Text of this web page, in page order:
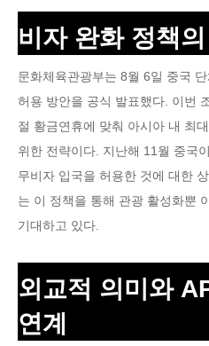
비자 완화 정책
문화체육관광부는 8월 6일 중국
허용 방안을 공식 발표했다. 이번
절 황금연휴에 맞춰 아시아 내 최
위한 전략이다. 지난해 11월 중국
무비자 입국을 허용한 것에 대한
는 이 정책을 통해 관광 활성화뿐
기대하고 있다.
외교적 의미와
연계